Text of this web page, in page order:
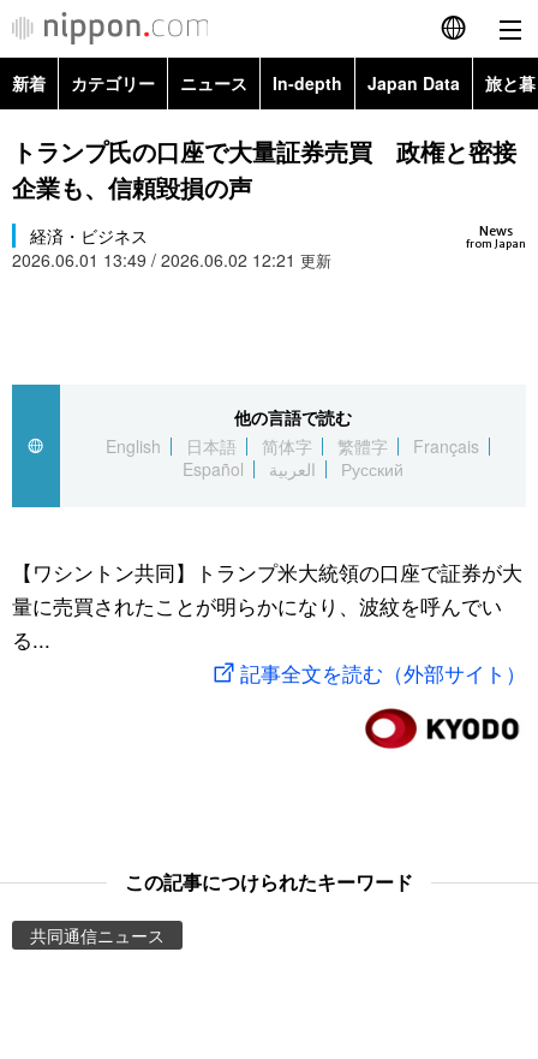
English
简体字
Русский
カテゴリー
国際
社会
文化
科学・技術
アーカイブ
Japan Data
旅と暮らし
動画/Live
Books
People
新着 カテゴリー ニュース In-depth Japan Data 旅と
政治・外交
経済・ビジネス
国際・海外
文化
科学・技術
暮らし
スポーツ・東京2020
Topics
トランプ氏の口座で大量証券売買 政権と密接
企業も、信頼毀損の声
News
from Japan
経済・ビジネス
2026.06.01 13:49 / 2026.06.02 12:21 更新
他の言語で読む
English
日本語 简体字 繁體字
Français
Español
العربية Русский
【ワシントン共同】トランプ米大統領の口座で証券が大
量に売買されたことが明らかになり、波紋を呼んでい
る...
記事全文を読む（外部サイト）
この記事につけられたキーワード
共同通信ニュース